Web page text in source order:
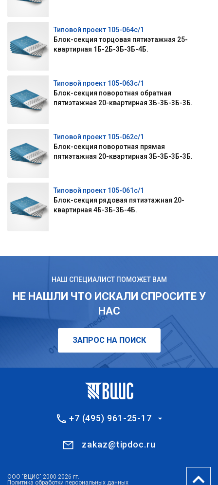
Типовой проект 105-064с/1
Блок-секция торцовая пятиэтажная 25-
квартирная 1Б-2Б-3Б-3Б-4Б.
Типовой проект 105-063с/1
Блок-секция поворотная обратная
пятиэтажная 20-квартирная 3Б-3Б-3Б-3Б.
Типовой проект 105-062с/1
Блок-секция поворотная прямая
пятиэтажная 20-квартирная 3Б-3Б-3Б-3Б.
Типовой проект 105-061с/1
Блок-секция рядовая пятиэтажная 20-
квартирная 4Б-3Б-3Б-4Б.
НАШ СПЕЦИАЛИСТ ПОМОЖЕТ ВАМ
НЕ НАШЛИ ЧТО ИСКАЛИ СПРОСИТЕ У
НАС
ЗАПРОС НА ПОИСК
+7 (495) 961-25-17
zakaz@tipdoc.ru
ООО "ВЦИС" 2000-2026 гг.
Политика обработки персональных данных